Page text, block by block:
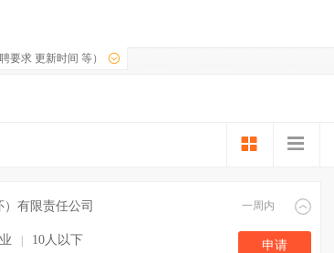
要求 更新时间 等）
有限责任公司 一周内
10人以下 申请